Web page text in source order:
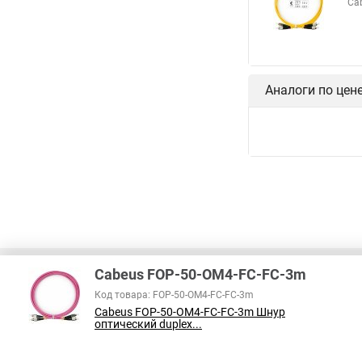
Аналоги по
В соответствии с пунктом 2 статьи 437 ГК РФ, вся информация о
справочный характер и не является публичной офертой. При покупке
Cabeus FOP-50-OM4-FC-FC-3m
Код товара: FOP-50-OM4-FC-FC-3m
Cabeus FOP-50-OM4-FC-FC-3m Шнур
оптический duplex...